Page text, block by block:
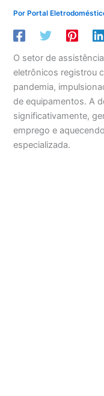
PorPortal
O setor de
eletrônicos registrou
pandemia,
de equipamentos. A
significativamente,
emprego e
especializada.